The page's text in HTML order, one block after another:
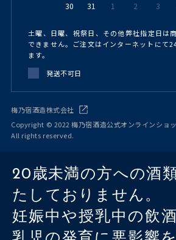
30 31 1 2 3
土曜、日曜、祝祭日、その他弊社指定日は
できません。ご注文はインターネットにて
ます。
発送不可日
梅乃宿酒造株式会社
Copyright © 2022 梅乃宿酒造公式オンラインショ
All rights reserved.
20歳未満の方への酒
たしておりません。
妊娠中や授乳中の飲